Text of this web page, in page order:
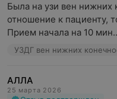
Была на узи вен нижних
отношение к пациенту,
Прием начала на 10
УЗДГ вен нижних
АЛЛА
25 марта 2026